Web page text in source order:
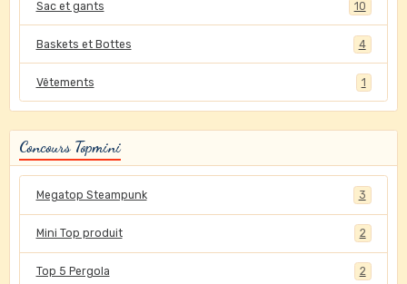
Sac et gants 10
Baskets et Bottes 4
Vêtements 1
Concours Topmini
Megatop Steampunk 3
Mini Top produit 2
Top 5 Pergola 2